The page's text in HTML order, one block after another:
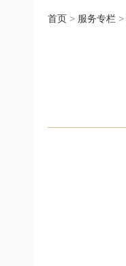
首页 > 服务专栏 >